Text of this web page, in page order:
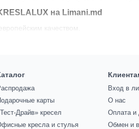
на Limani.md
качеством.
стиля и долговечности.
предметы мебели, это
для рабочего пространства.
карты
Драйв» кресел
кресла и стулья
Вход в
О нас
Оплата и
Обмен и